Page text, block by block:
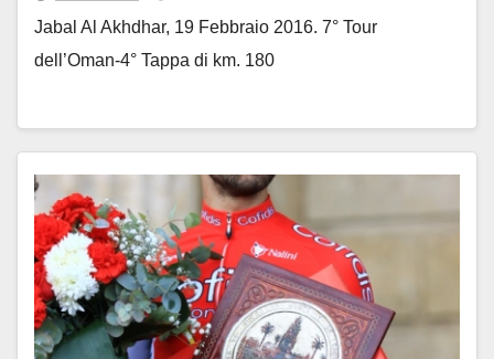
Jabal Al Akhdhar, 19 Febbraio 2016. 7° Tour
dell’Oman-4° Tappa di km. 180